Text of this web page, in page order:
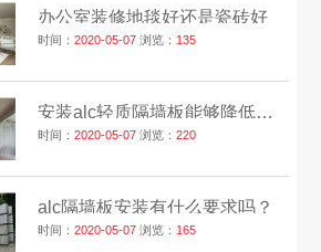
办公室装修地毯好还是瓷砖好
时间：2020-05-07 浏览： 135
安装alc轻质隔墙板能够降低成本吗？
时间：2020-05-07 浏览：220
alc隔墙板安装有什么要求吗？
时间：2020-05-07 浏览： 165